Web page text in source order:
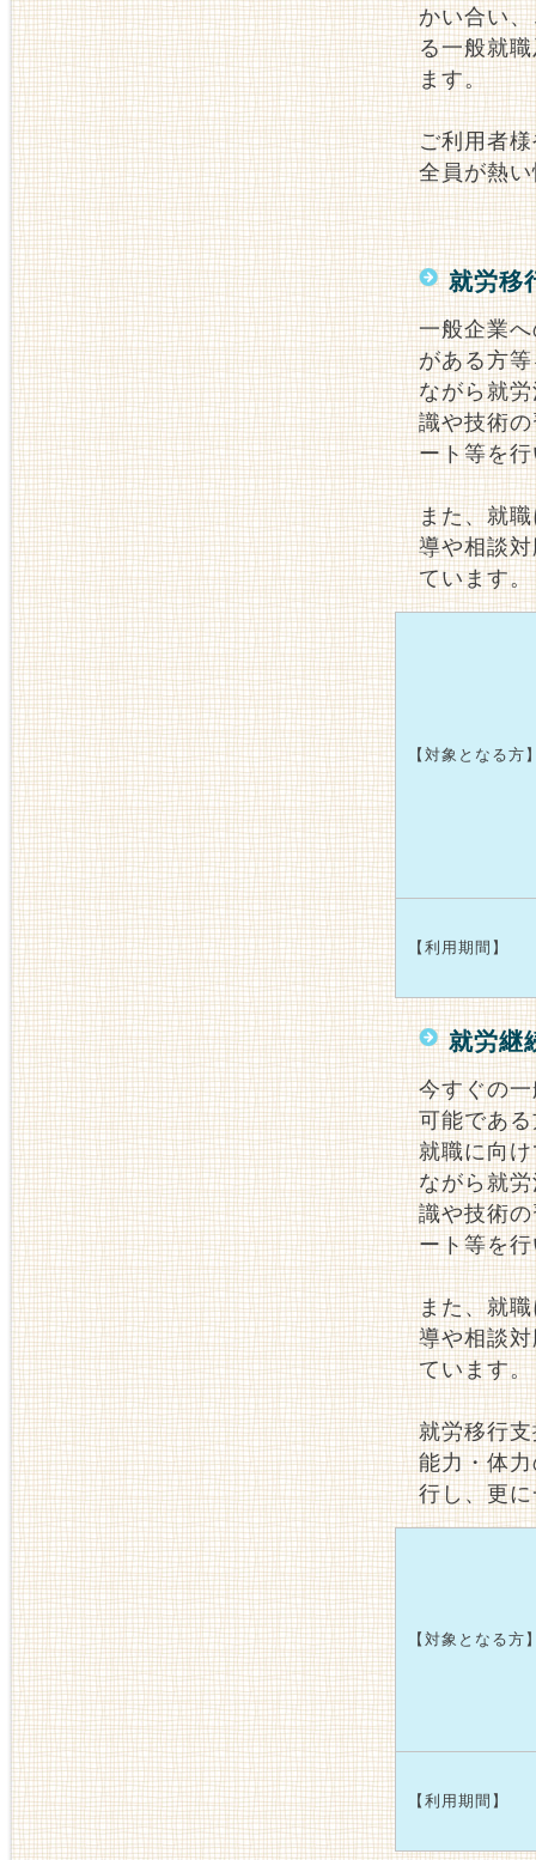
かい合い
る一般就
ます。
ご利用者
全員が熱
就労移
一般企業
がある方
ながら就
識や技術
ート等を
また、就
導や相談
ています。
【対象となる方
【利用期間】
就労継
今すぐの
可能であ
就職に向
ながら就
識や技術
ート等を
また、就
導や相談
ています。
就労移行
能力・体
行し、更
【対象となる方
【利用期間】